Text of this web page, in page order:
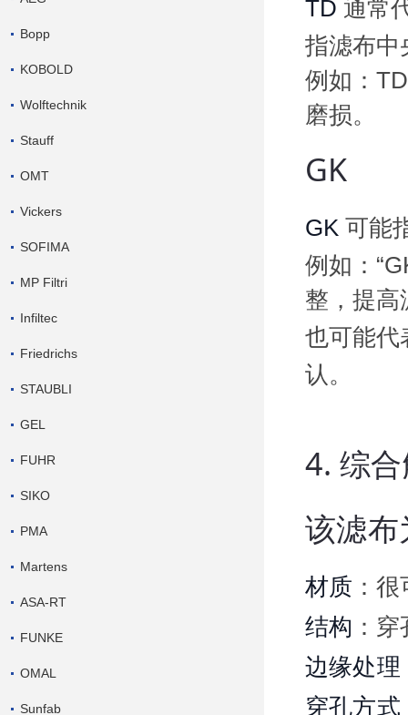
Bopp
KOBOLD
Wolftechnik
Stauff
OMT
Vickers
SOFIMA
MP Filtri
Infiltec
Friedrichs
STAUBLI
GEL
FUHR
SIKO
PMA
Martens
ASA-RT
FUNKE
OMAL
Sunfab
TD 通常
指滤布中
例如：
磨损。
GK
GK 可能
例如：
整，提高
也可能代
认。
4. 综
该滤布
材质 ：
结构 ：
边缘处理
穿孔方式